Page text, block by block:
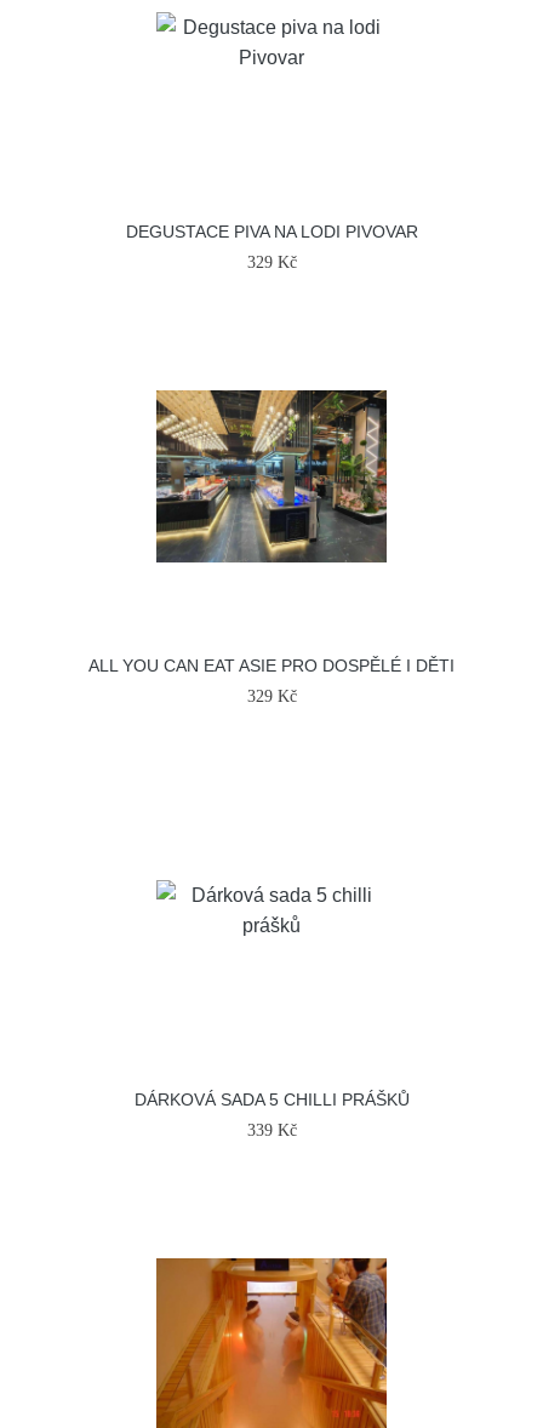
DEGUSTACE PIVA NA LODI PIVOVAR
329 Kč
ALL YOU CAN EAT ASIE PRO DOSPĚLÉ I DĚTI
329 Kč
DÁRKOVÁ SADA 5 CHILLI PRÁŠKŮ
339 Kč